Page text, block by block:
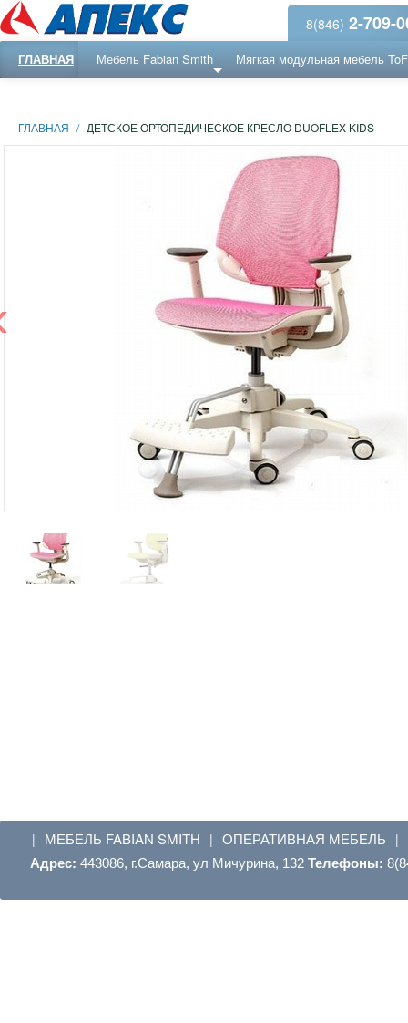
8(846) 2-709-
ГЛАВНАЯ Мебель Fabian Smith Мягкая модульная мебель
ГЛАВНАЯ / ДЕТСКОЕ ОРТОПЕДИЧЕСКОЕ КРЕСЛО DUOFLEX KIDS
| МЕБЕЛЬ FABIAN SMITH | ОПЕРАТИВНАЯ МЕБЕЛЬ |
Адрес: 443086, г.Самара, ул Мичурина, 132 Телефоны: